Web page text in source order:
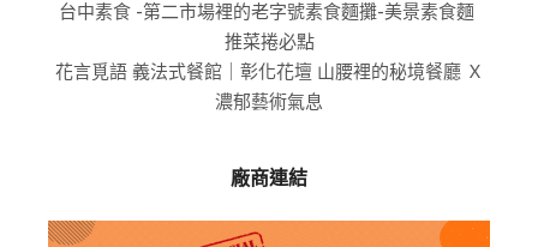
台中素食 -第二市場裡的老字號素食麵攤-美景素食麵
推菜捲必點
花言覓語 義法式餐館｜彰化花壇 山腰裡的秘境餐廳 Ｘ
濃郁藝術氣息
廠商連結